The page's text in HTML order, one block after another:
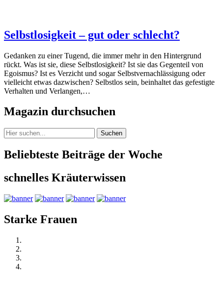
Selbstlosigkeit – gut oder schlecht?
Gedanken zu einer Tugend, die immer mehr in den Hintergrund
rückt. Was ist sie, diese Selbstlosigkeit? Ist sie das Gegenteil von
Egoismus? Ist es Verzicht und sogar Selbstvernachlässigung oder
vielleicht etwas dazwischen? Selbstlos sein, beinhaltet das gefestigte
Verhalten und Verlangen,…
Magazin durchsuchen
Suchen
Beliebteste Beiträge der Woche
schnelles Kräuterwissen
Starke Frauen